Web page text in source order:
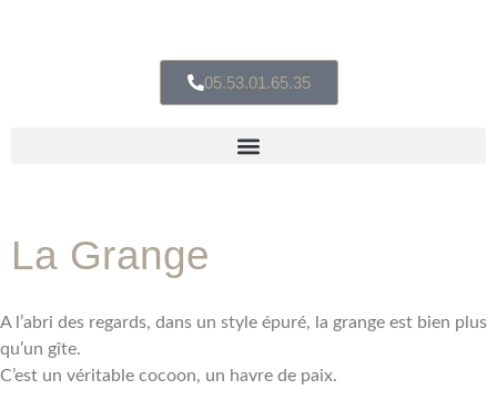
05.53.01.65.35
La Grange
A l’abri des regards, dans un style épuré, la grange est bien plus
qu’un gîte.
C’est un véritable cocoon, un havre de paix.